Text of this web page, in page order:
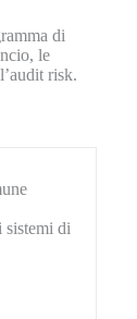
di
le
risk.
sistemi di